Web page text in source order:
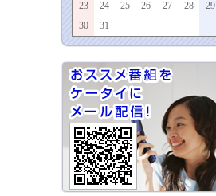
23
24 25 26 27 28
29
30
31